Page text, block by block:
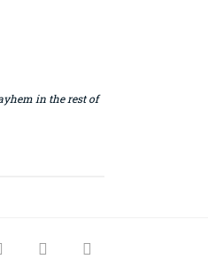
in the rest of